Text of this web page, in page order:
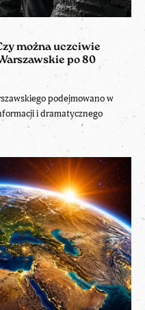
można uczciwie
po 80
podejmowano w
i dramatycznego